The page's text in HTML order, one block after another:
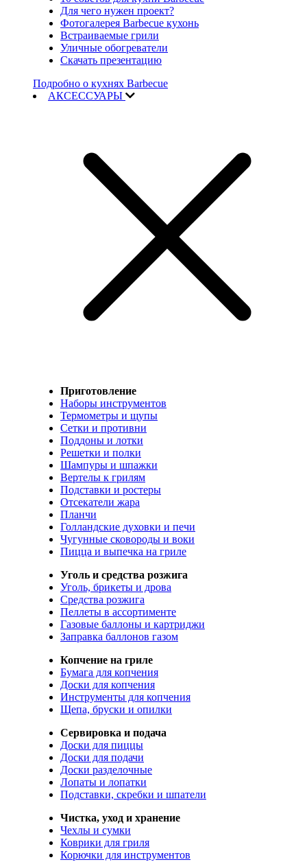
Для чего нужен проект?
Фотогалерея Barbecue кухонь
Встраиваемые грили
Уличные обогреватели
Скачать презентацию
Подробно о кухнях Barbecue
АКСЕССУАРЫ
Приготовление
Наборы инструментов
Термометры и щупы
Сетки и противни
Поддоны и лотки
Решетки и полки
Шампуры и шпажки
Вертелы к грилям
Подставки и ростеры
Отсекатели жара
Планчи
Голландские духовки и печи
Чугунные сковороды и воки
Пицца и выпечка на гриле
Уголь и средства розжига
Уголь, брикеты и дрова
Средства розжига
Пеллеты в ассортименте
Газовые баллоны и картриджи
Заправка баллонов газом
Копчение на гриле
Бумага для копчения
Доски для копчения
Инструменты для копчения
Щепа, бруски и опилки
Сервировка и подача
Доски для пиццы
Доски для подачи
Доски разделочные
Лопаты и лопатки
Подставки, скребки и шпатели
Чистка, уход и хранение
Чехлы и сумки
Коврики для гриля
Корючки для инструментов